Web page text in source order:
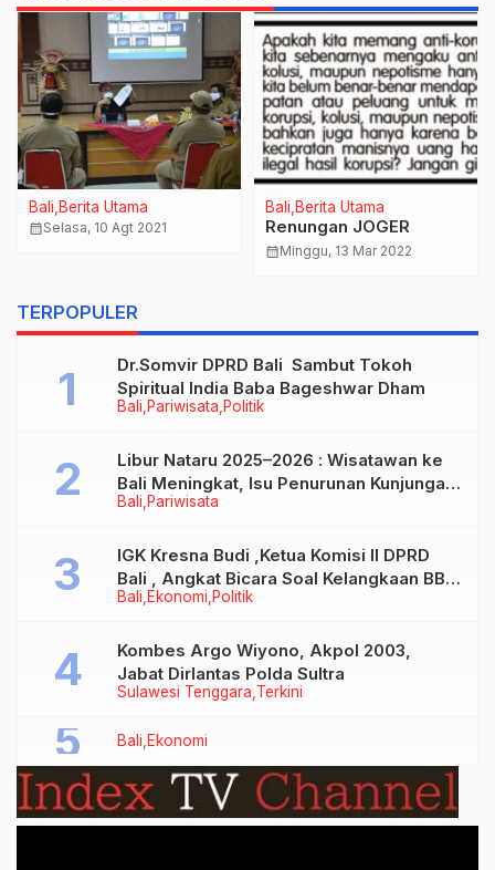
Bali Berita Utama
calendar_monthSelasa, 10 Agt 2021
Bali Berita Utama
Renungan JOGER
calendar_monthMinggu, 13 Mar 2022
TERPOPULER
Bali Pariwisata Politik
Dr.Somvir DPRD Bali Sambut Tokoh
Spiritual India Baba Bageshwar Dham
Bali Pariwisata
Libur Nataru 2025–2026 : Wisatawan ke
Bali Meningkat, Isu Penurunan Kunjungan
Tidak Benar
Bali Ekonomi Politik
IGK Kresna Budi ,Ketua Komisi II DPRD
Bali , Angkat Bicara Soal Kelangkaan BBM
Bersubsidi Jenis Solar
Sulawesi Tenggara Terkini
Kombes Argo Wiyono, Akpol 2003,
Jabat Dirlantas Polda Sultra
Bali Ekonomi